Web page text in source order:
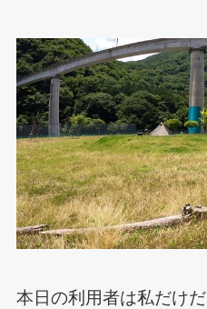
本日の利用者は私だけ